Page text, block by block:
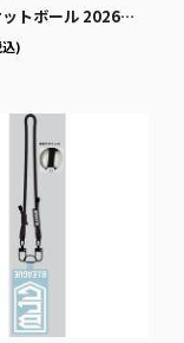
年2月号 (発売日2025年12月19日)
)